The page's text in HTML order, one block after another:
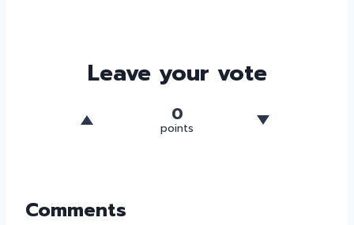
Leave your vote
0
points
Comments